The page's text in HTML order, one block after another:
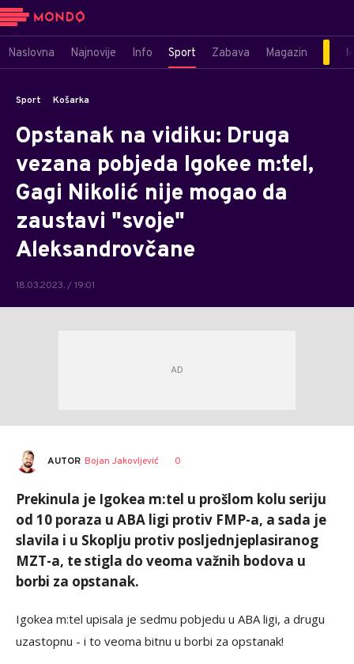
Naslovna Najnovije Info Sport Zabava Magazin
Sport Košarka
Opstanak na vidiku: Druga
vezana pobjeda Igokee m:tel,
Gagi Nikolić nije mogao da
zaustavi "svoje"
Aleksandrovčane
18.03.2023. / 19:01
AUTOR Bojan Jakovljević 0
Prekinula je Igokea m:tel u prošlom kolu seriju
od 10 poraza u ABA ligi protiv FMP-a, a sada je
slavila i u Skoplju protiv posljednjeplasiranog
MZT-a, te stigla do veoma važnih bodova u
borbi za opstanak.
Igokea m:tel upisala je sedmu pobjedu u ABA ligi, a drugu
uzastopnu - i to veoma bitnu u borbi za opstanak!